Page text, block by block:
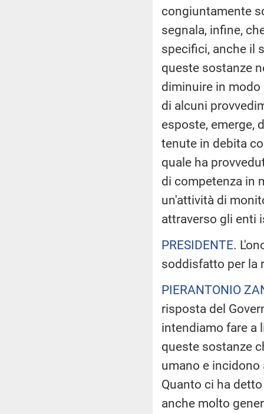
congiuntamente
segnala, infine,
specifici, anche il
queste sostanze
diminuire in
di alcuni
esposte, emerge,
tenute in debita
quale ha
di competenza in
un'attività di
attraverso gli enti
PRESIDENTE.
soddisfatto per la
PIERANTONIO
risposta del
intendiamo fare a
queste sostanze
umano e
Quanto ci ha
anche molto